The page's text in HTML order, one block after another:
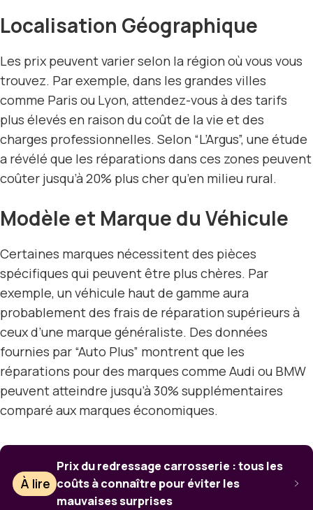
Localisation Géographique
Les prix peuvent varier selon la région où vous vous
trouvez. Par exemple, dans les grandes villes
comme Paris ou Lyon, attendez-vous à des tarifs
plus élevés en raison du coût de la vie et des
charges professionnelles. Selon “L’Argus”, une étude
a révélé que les réparations dans ces zones peuvent
coûter jusqu’à 20% plus cher qu’en milieu rural.
Modèle et Marque du Véhicule
Certaines marques nécessitent des pièces
spécifiques qui peuvent être plus chères. Par
exemple, un véhicule haut de gamme aura
probablement des frais de réparation supérieurs à
ceux d’une marque généraliste. Des données
fournies par “Auto Plus” montrent que les
réparations pour des marques comme Audi ou BMW
peuvent atteindre jusqu’à 30% supplémentaires
comparé aux marques économiques.
À lire
Prix du redressage carrosserie : tous les
coûts à connaître pour éviter les
mauvaises surprises